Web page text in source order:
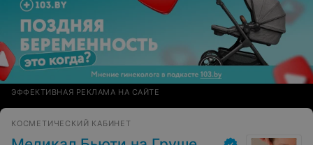
ЭФФЕКТИВНАЯ РЕКЛАМА НА САЙТЕ
КОСМЕТИЧЕСКИЙ КАБИНЕТ